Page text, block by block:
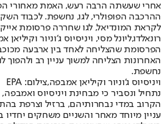
אחרי שעשתה הרבה רעש, האמת מאחורי
ההרכבה הפופולרי, לגו, נחשפת. לכבוד
לקראת המונדיאל, לגו שחררה פרסומת
רונאלדו,ליונל מסי, ויניסיוס ג׳וניור וקיליאן
הפרסומת שהצליחה לאחד בין ארבעה
האחרונות הצליחה למשוך עניין רב
נחשפת.
ויניסיוס ג'וניור וקיליאן אמבפה,צילום: EPA
נתחיל ונסביר כי מבחינת ויניסיוס
הקרוב במדי נבחרותיהם, ברזיל וצרפת
עניין מיוחד מאחר והשניים משחקים